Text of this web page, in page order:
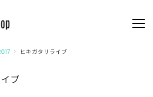
ヒキガタリライブ
ブ